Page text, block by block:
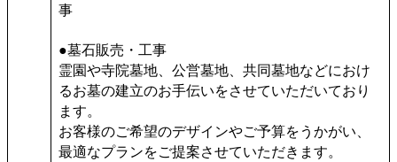
事
●墓石販売・工事
霊園や寺院墓地、公営墓地、共同墓地などにおけ
るお墓の建立のお手伝いをさせていただいており
ます。
お客様のご希望のデザインやご予算をうかがい、
最適なプランをご提案させていただきます。